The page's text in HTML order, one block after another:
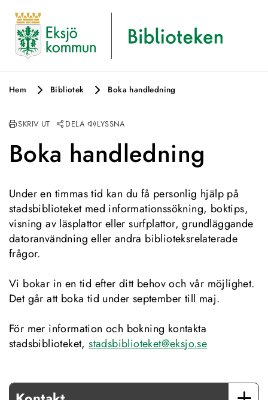
Hem Bibliotek Boka handledning
SKRIV UT DELA LYSSNA
Boka handledning
Under en timmas tid kan du få personlig hjälp på
stadsbiblioteket med informationssökning, boktips,
visning av läsplattor eller surfplattor, grundläggande
datoranvändning eller andra biblioteksrelaterade
frågor.
Vi bokar in en tid efter ditt behov och vår möjlighet.
Det går att boka tid under september till maj.
För mer information och bokning kontakta
stadsbiblioteket, stadsbiblioteket@eksjo.se